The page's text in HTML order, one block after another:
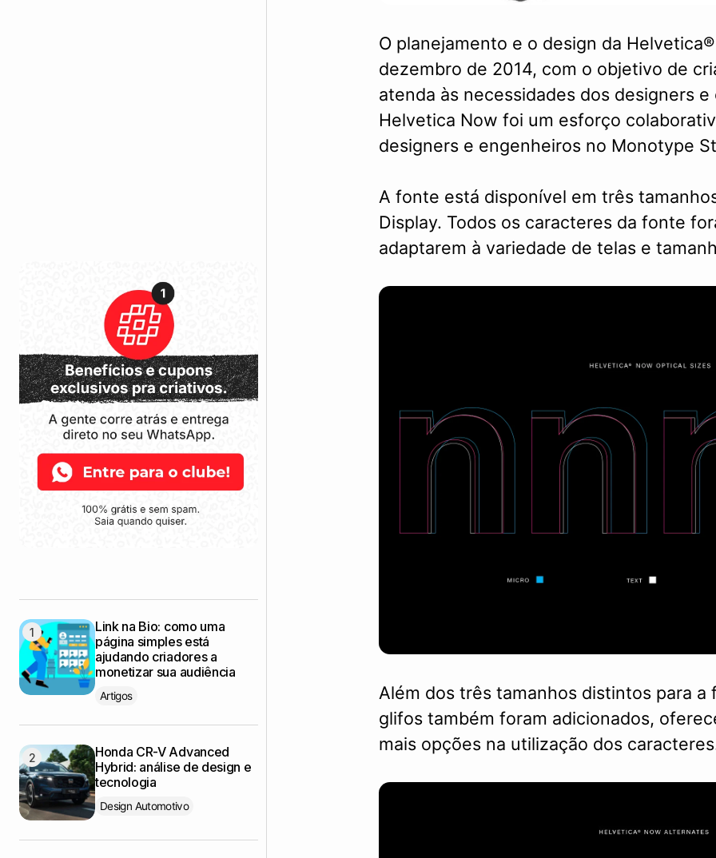
O planejamento e o design da
dezembro de 2014, com o objetivo de
atenda às necessidades dos designers
Helvetica Now foi um esforço
designers e engenheiros no Monotype
A fonte está disponível em três
Display. Todos os caracteres da fonte
adaptarem à variedade de telas e
Além dos três tamanhos distintos para a
glifos também foram adicionados,
mais opções na utilização dos
Link na Bio: como uma
página simples está
ajudando criadores a
monetizar sua audiência
Artigos
Honda CR-V Advanced
Hybrid: análise de design e
tecnologia
Design Automotivo